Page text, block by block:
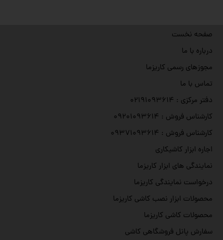
صفحه نخست
درباره با ما
مجوزهای رسمی کاریزما
تماس با ما
دفتر مرکزی : ۰۲۱۹۱۰۹۳۶۱۴
کارشناس فروش : ۰۹۲۰۱۰۹۳۶۱۴
کارشناس فروش : ۰۹۳۷۱۰۹۳۶۱۴
اجاره ابزار کاشیکاری
نمایندگی های ابزار کاریزما
درخواست نمایندگی کاریزما
محصولات ابزار نصب کاشی کاریزما
محصولات کاشی کاریزما
سفارش پانل فروشگاهی کاشی